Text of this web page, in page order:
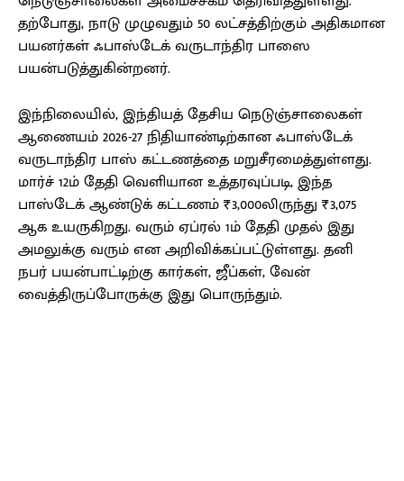
தற்போது, நாடு முழுவதும் 50 லட்சத்திற்கும் அதிகமான
பயனர்கள் ஃபாஸ்டேக் வருடாந்திர பாஸை
பயன்படுத்துகின்றனர்.
இந்நிலையில், இந்தியத் தேசிய நெடுஞ்சாலைகள்
ஆணையம் 2026-27 நிதியாண்டிற்கான ஃபாஸ்டேக்
வருடாந்திர பாஸ் கட்டணத்தை மறுசீரமைத்துள்ளது.
மார்ச் 12ம் தேதி வெளியான உத்தரவுப்படி, இந்த
பாஸ்டேக் ஆண்டுக் கட்டணம் ₹3,000லிருந்து ₹3,075
ஆக உயருகிறது. வரும் ஏப்ரல் 1ம் தேதி முதல் இது
அமலுக்கு வரும் என அறிவிக்கப்பட்டுள்ளது. தனி
நபர் பயன்பாட்டிற்கு கார்கள், ஜீப்கள், வேன்
வைத்திருப்போருக்கு இது பொருந்தும்.